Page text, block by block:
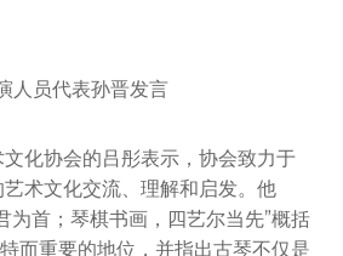
人员代表孙晋发言
化协会的吕彤表示，协会致力于
术文化交流、理解和启发。他
为首；琴棋书画，四艺尔当先”概括
而重要的地位，并指出古琴不仅是